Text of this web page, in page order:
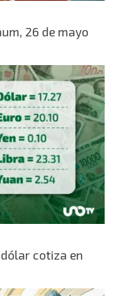
26 de mayo
cotiza en